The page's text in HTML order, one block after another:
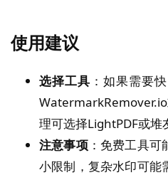
使用建议
选择工具 ：如果需要
理可选择LightPDF或堆
注意事项：免费工具可
小限制，复杂水印可能